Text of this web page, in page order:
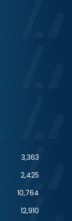
3,363
2,425
10,764
12,910